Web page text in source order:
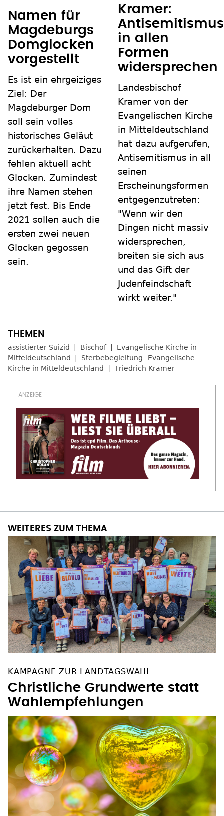
Namen für
Magdeburgs
Domglocken
vorgestellt
Es ist ein ehrgeiziges
Ziel: Der
Magdeburger Dom
soll sein volles
historisches Geläut
zurückerhalten. Dazu
fehlen aktuell acht
Glocken. Zumindest
ihre Namen stehen
jetzt fest. Bis Ende
2021 sollen auch die
ersten zwei neuen
Glocken gegossen
sein.
Kramer:
Antisemitismus
in allen
Formen
widersprechen
Landesbischof
Kramer von der
Evangelischen Kirche
in Mitteldeutschland
hat dazu aufgerufen,
Antisemitismus in all
seinen
Erscheinungsformen
entgegenzutreten:
"Wenn wir den
Dingen nicht massiv
widersprechen,
breiten sie sich aus
und das Gift der
Judenfeindschaft
wirkt weiter."
assistierter Suizid Bischof
Evangelische Kirche in
Mitteldeutschland
Sterbebegleitung
Evangelische
Kirche in Mitteldeutschland
Friedrich Kramer
WEITERES ZUM THEMA
KAMPAGNE ZUR LANDTAGSWAHL
Christliche Grundwerte statt
Wahlempfehlungen